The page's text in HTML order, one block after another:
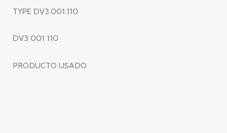
TYPE DV3.001.110
DV3 001 110
PRODUCTO USADO